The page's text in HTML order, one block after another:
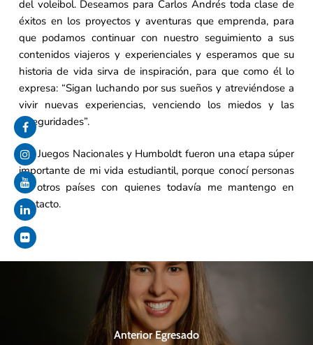
del voleibol. Deseamos para Carlos Andrés toda clase de
éxitos en los proyectos y aventuras que emprenda, para
que podamos continuar con nuestro seguimiento a sus
contenidos viajeros y experienciales y esperamos que su
historia de vida sirva de inspiración, para que como él lo
expresa: “Sigan luchando por sus sueños y atreviéndose a
vivir nuevas experiencias, venciendo los miedos y las
inseguridades”.
Los Juegos Nacionales y Humboldt fueron una etapa súper
importante de mi vida estudiantil, porque conocí personas
de otros países con quienes todavía me mantengo en
contacto.
Anterior Egresado